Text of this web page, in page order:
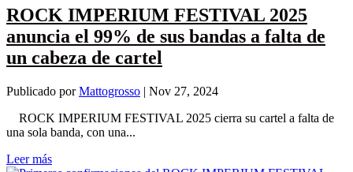
ROCK IMPERIUM FESTIVAL 2025
anuncia el 99% de sus bandas a falta de
un cabeza de cartel
Publicado porMattogrosso | Nov 27, 2024
ROCK IMPERIUM FESTIVAL 2025 cierra su cartel a falta de
una sola banda, con una...
Leer más